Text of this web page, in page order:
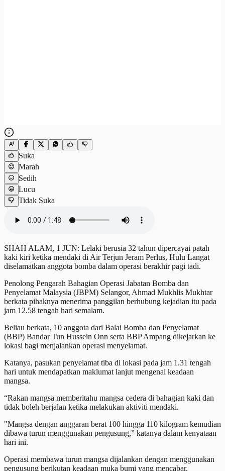
Suka
Marah
Sedih
Lucu
Tidak Suka
SHAH ALAM, 1 JUN: Lelaki berusia 32 tahun dipercayai patah
kaki kiri ketika mendaki di Air Terjun Jeram Perlus, Hulu Langat
diselamatkan anggota bomba dalam operasi berakhir pagi tadi.
Penolong Pengarah Bahagian Operasi Jabatan Bomba dan
Penyelamat Malaysia (JBPM) Selangor, Ahmad Mukhlis Mukhtar
berkata pihaknya menerima panggilan berhubung kejadian itu pada
jam 12.58 tengah hari semalam.
Beliau berkata, 10 anggota dari Balai Bomba dan Penyelamat
(BBP) Bandar Tun Hussein Onn serta BBP Ampang dikejarkan ke
lokasi bagi menjalankan operasi menyelamat.
Katanya, pasukan penyelamat tiba di lokasi pada jam 1.31 tengah
hari untuk mendapatkan maklumat lanjut mengenai keadaan
mangsa.
“Rakan mangsa memberitahu mangsa cedera di bahagian kaki dan
tidak boleh berjalan ketika melakukan aktiviti mendaki.
"Mangsa dengan anggaran berat 100 hingga 110 kilogram kemudian
dibawa turun menggunakan pengusung,” katanya dalam kenyataan
hari ini.
Operasi membawa turun mangsa dijalankan dengan menggunakan
pengusung berikutan keadaan muka bumi yang mencabar.